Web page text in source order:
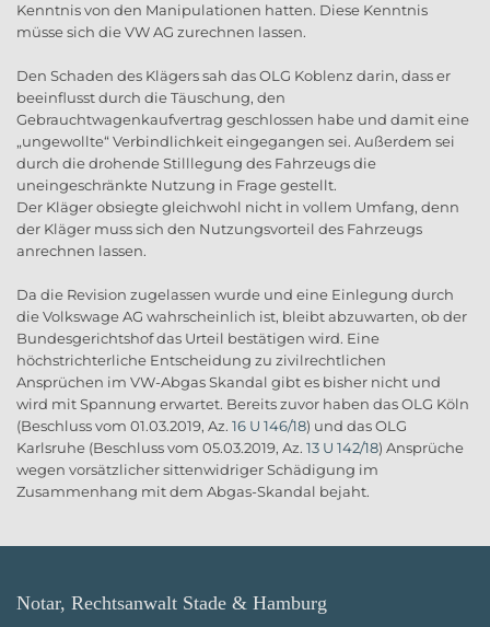
Kenntnis von den Manipulationen hatten. Diese Kenntnis
müsse sich die VW AG zurechnen lassen.
Den Schaden des Klägers sah das OLG Koblenz darin, dass er
beeinflusst durch die Täuschung, den
Gebrauchtwagenkaufvertrag geschlossen habe und damit eine
„ungewollte“ Verbindlichkeit eingegangen sei. Außerdem sei
durch die drohende Stilllegung des Fahrzeugs die
uneingeschränkte Nutzung in Frage gestellt.
Der Kläger obsiegte gleichwohl nicht in vollem Umfang, denn
der Kläger muss sich den Nutzungsvorteil des Fahrzeugs
anrechnen lassen.
Da die Revision zugelassen wurde und eine Einlegung durch
die Volkswage AG wahrscheinlich ist, bleibt abzuwarten, ob der
Bundesgerichtshof das Urteil bestätigen wird. Eine
höchstrichterliche Entscheidung zu zivilrechtlichen
Ansprüchen im VW-Abgas Skandal gibt es bisher nicht und
wird mit Spannung erwartet. Bereits zuvor haben das OLG Köln
(Beschluss vom 01.03.2019, Az. 16 U 146/18) und das OLG
Karlsruhe (Beschluss vom 05.03.2019, Az. 13 U 142/18) Ansprüche
wegen vorsätzlicher sittenwidriger Schädigung im
Zusammenhang mit dem Abgas-Skandal bejaht.
Notar, Rechtsanwalt Stade & Hamburg